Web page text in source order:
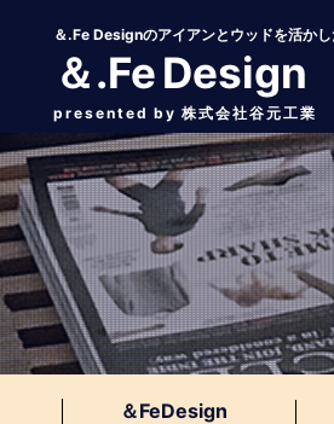
＆.Fe Designのアイアンとウッドを活か
＆.Fe Design
presented by 株式会社谷元工業
＆FeDesign